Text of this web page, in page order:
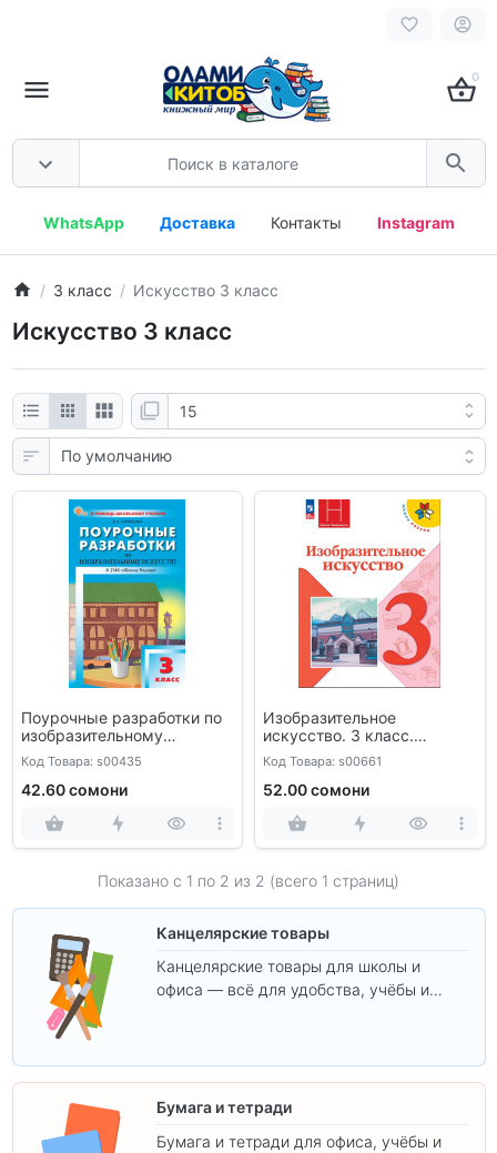
0
WhatsApp Доставка Контакты Instagram
3 класс Искусство 3 класс
Искусство 3 класс
Поурочные разработки по
изобразительному
искусству. 3 класс
Код Товара: s00435
42.60 сомони
Изобразительное
искусство. 3 класс.
Учебник
Код Товара: s00661
52.00 сомони
Показано с 1 по 2 из 2 (всего 1 страниц)
Канцелярские товары
Канцелярские товары для школы и
офиса — всё для удобства, учёбы и
Бумага и тетради
Бумага и тетради для офиса, учёбы и